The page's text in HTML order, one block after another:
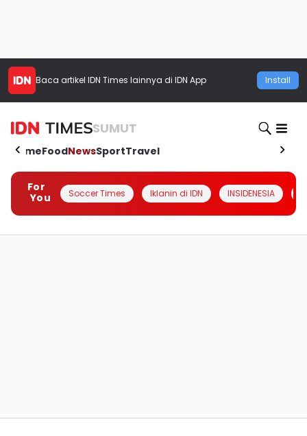
Baca artikel IDN Times lainnya di IDN App Install
SUMUT
HomeFoodNewsSportTravel
For
You
Soccer Times Iklanin di IDN INSIDENESIA